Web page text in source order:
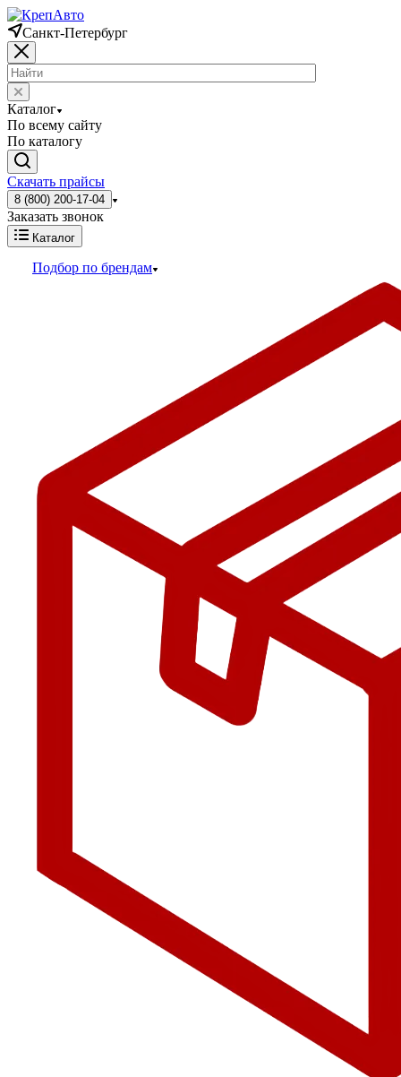
Санкт-Петербург
Каталог
По всему сайту
По каталогу
Скачать прайсы
8 (800) 200-17-04
Заказать звонок
Каталог
Подбор по брендам